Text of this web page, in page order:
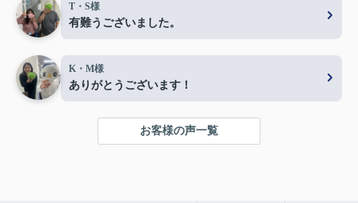
T・S様
有難うございました。
K・M様
ありがとうございます！
お客様の声一覧